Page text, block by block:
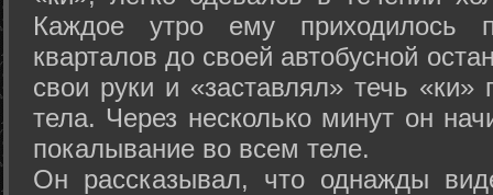
Каждое утро ему приходилось
кварталов до своей автобусной
свои руки и «заставлял» течь «ки»
тела. Через несколько минут он
покалывание во всем теле.
Он рассказывал, что однажды